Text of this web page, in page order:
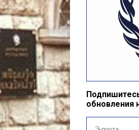
обновления